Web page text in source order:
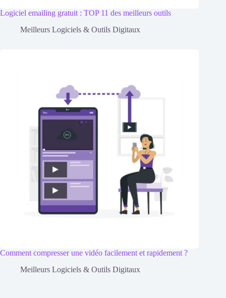
Logiciel emailing gratuit : TOP 11 des meilleurs outils
Meilleurs Logiciels & Outils Digitaux
Comment compresser une vidéo facilement et rapidement ?
Meilleurs Logiciels & Outils Digitaux